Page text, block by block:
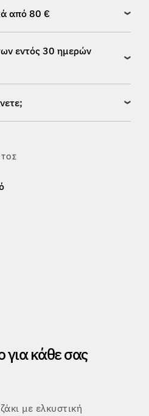
από 80 €
εντός 30 ημερών
κάθε σας
με ελκυστική